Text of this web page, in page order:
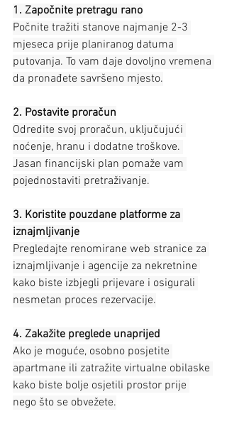
1. Započnite pretragu rano
Počnite tražiti stanove najmanje 2-3
mjeseca prije planiranog datuma
putovanja. To vam daje dovoljno vremena
da pronađete savršeno mjesto.
2. Postavite proračun
Odredite svoj proračun, uključujući
noćenje, hranu i dodatne troškove.
Jasan financijski plan pomaže vam
pojednostaviti pretraživanje.
3. Koristite pouzdane platforme za
iznajmljivanje
Pregledajte renomirane web stranice za
iznajmljivanje i agencije za nekretnine
kako biste izbjegli prijevare i osigurali
nesmetan proces rezervacije.
4. Zakažite preglede unaprijed
Ako je moguće, osobno posjetite
apartmane ili zatražite virtualne obilaske
kako biste bolje osjetili prostor prije
nego što se obvežete.